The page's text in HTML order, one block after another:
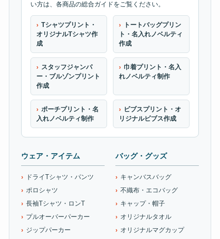
い方は、各商品の総合ガイドをご覧ください。
Tシャツプリント・
オリジナルTシャツ作
成
トートバッグプリン
ト・名入れノベルティ
作成
スタッフジャンパ
ー・ブルゾンプリント
作成
巾着プリント・名入
れノベルティ制作
ポーチプリント・名
入れノベルティ制作
ビブスプリント・オ
リジナルビブス作成
ウェア・アイテム
ドライTシャツ・パンツ
ポロシャツ
長袖Tシャツ・ロンT
プルオーバーパーカー
ジップパーカー
バッグ・グッズ
キャンバスバッグ
不織布・エコバッグ
キャップ・帽子
オリジナルタオル
オリジナルマグカップ